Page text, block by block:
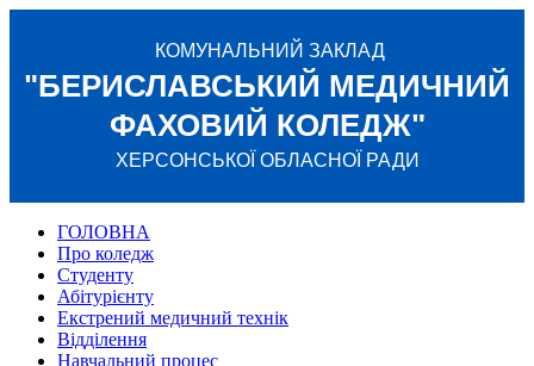
КОМУНАЛЬНИЙ ЗАКЛАД
"БЕРИСЛАВСЬКИЙ МЕДИЧНИЙ
ФАХОВИЙ КОЛЕДЖ"
ХЕРСОНСЬКОЇ ОБЛАСНОЇ РАДИ
ГОЛОВНА
Про коледж
Студенту
Абітурієнту
Екстрений медичний технік
Відділення
Навчальний процес